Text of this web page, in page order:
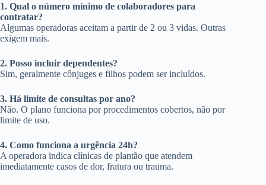
1. Qual o número mínimo de colaboradores para
contratar?
Algumas operadoras aceitam a partir de 2 ou 3 vidas. Outras
exigem mais.
2. Posso incluir dependentes?
Sim, geralmente cônjuges e filhos podem ser incluídos.
3. Há limite de consultas por ano?
Não. O plano funciona por procedimentos cobertos, não por
limite de uso.
4. Como funciona a urgência 24h?
A operadora indica clínicas de plantão que atendem
imediatamente casos de dor, fratura ou trauma.